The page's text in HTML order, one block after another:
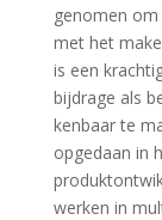
genomen
met het
is een
bijdrage als
kenbaar te
opgedaan in
werken in